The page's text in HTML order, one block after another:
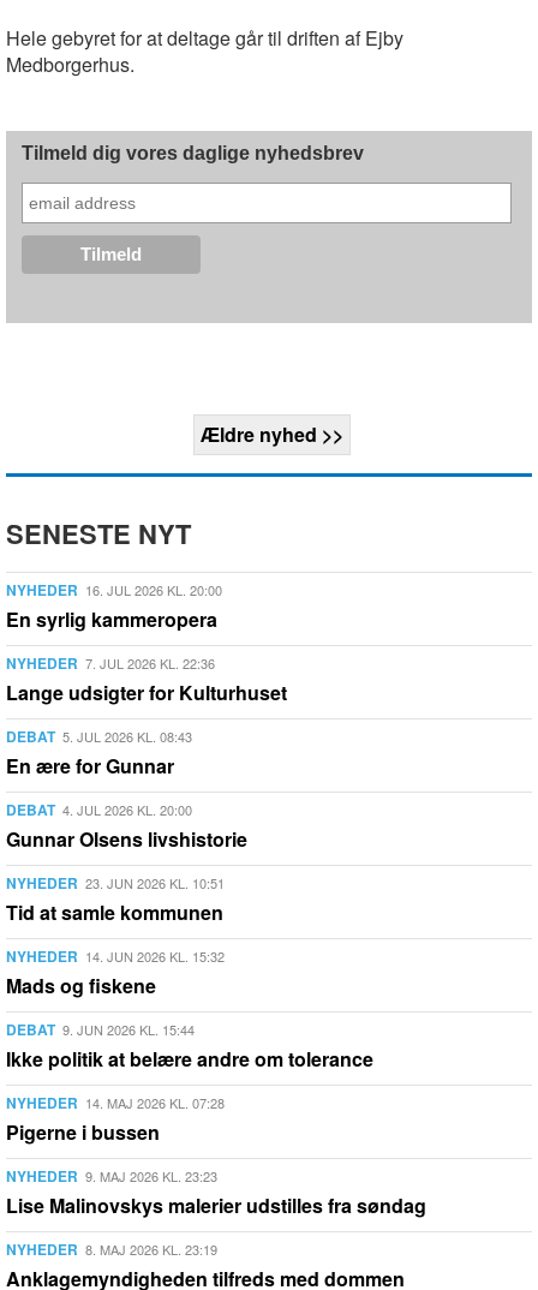
Hele gebyret for at deltage går til driften af Ejby
Medborgerhus.
Tilmeld dig vores daglige nyhedsbrev
Ældre nyhed >>
SENESTE NYT
NYHEDER 16. JUL 2026 KL. 20:00
En syrlig kammeropera
NYHEDER 7. JUL 2026 KL. 22:36
Lange udsigter for Kulturhuset
DEBAT 5. JUL 2026 KL. 08:43
En ære for Gunnar
DEBAT 4. JUL 2026 KL. 20:00
Gunnar Olsens livshistorie
NYHEDER 23. JUN 2026 KL. 10:51
Tid at samle kommunen
NYHEDER 14. JUN 2026 KL. 15:32
Mads og fiskene
DEBAT 9. JUN 2026 KL. 15:44
Ikke politik at belære andre om tolerance
NYHEDER 14. MAJ 2026 KL. 07:28
Pigerne i bussen
NYHEDER 9. MAJ 2026 KL. 23:23
Lise Malinovskys malerier udstilles fra søndag
NYHEDER 8. MAJ 2026 KL. 23:19
Anklagemyndigheden tilfreds med dommen